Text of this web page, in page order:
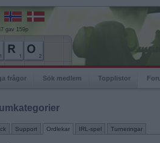
gav 159p
frågor Sök medlem Topplistor
Support Ordlekar IRL-spel Turneringar